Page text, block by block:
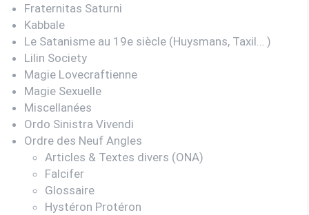
Fraternitas Saturni
Kabbale
Le Satanisme au 19e siècle (Huysmans, Taxil… )
Lilin Society
Magie Lovecraftienne
Magie Sexuelle
Miscellanées
Ordo Sinistra Vivendi
Ordre des Neuf Angles
Articles & Textes divers (ONA)
Falcifer
Glossaire
Hystéron Protéron